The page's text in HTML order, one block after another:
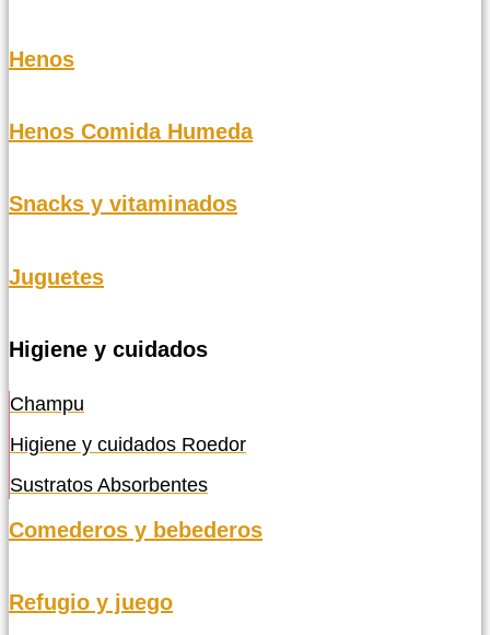
Henos
Henos Comida Humeda
Snacks y vitaminados
Juguetes
Higiene y cuidados
Champu
Higiene y cuidados Roedor
Sustratos Absorbentes
Comederos y bebederos
Refugio y juego